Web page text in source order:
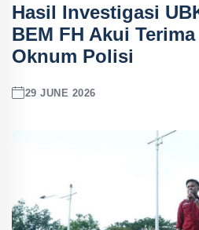
Hasil Investigasi
BEM FH Akui
Oknum Polisi
29 JUNE 2026